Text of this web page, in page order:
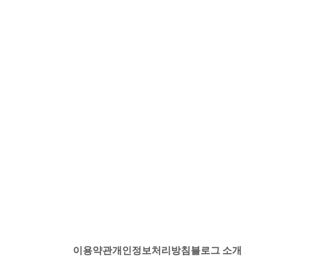
이용약관개인정보처리방침 블로그 소개